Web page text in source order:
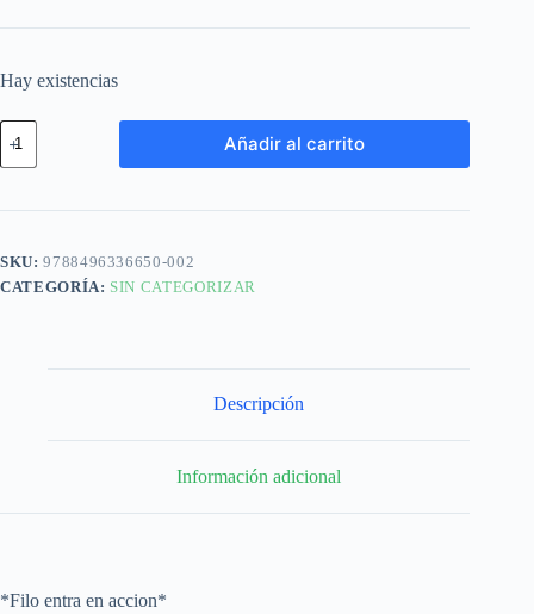
Hay existencias
Añadir al carrito
SKU:9788496336650-002
CATEGORÍA: SIN CATEGORIZAR
Descripción
Información adicional
*Filo entra en accion*